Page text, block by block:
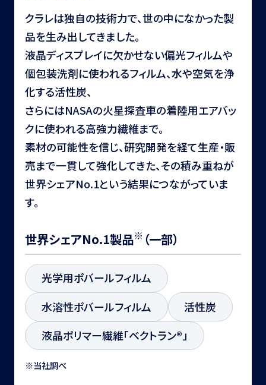
クラレは独自の技術力で、世の中になかった製
品を生み出してきました。
液晶ディスプレイに欠かせない偏光フィルムや
個包装洗剤に使われるフィルム、水や空気を浄
化する活性炭、
さらにはNASAの火星探査車の着陸用エアバッ
クに使われる高強力繊維まで。
素材の可能性を信じ、研究開発を経て生産・販
売まで一貫して強化してきた、その積み重ねが
世界シェアNo.1という結果につながっていま
す。
世界シェアNo.1製品※ （一部）
光学用ポバールフィルム
水溶性ポバールフィルム
活性炭
液晶ポリマー繊維「ベクトラン®」
※当社調べ